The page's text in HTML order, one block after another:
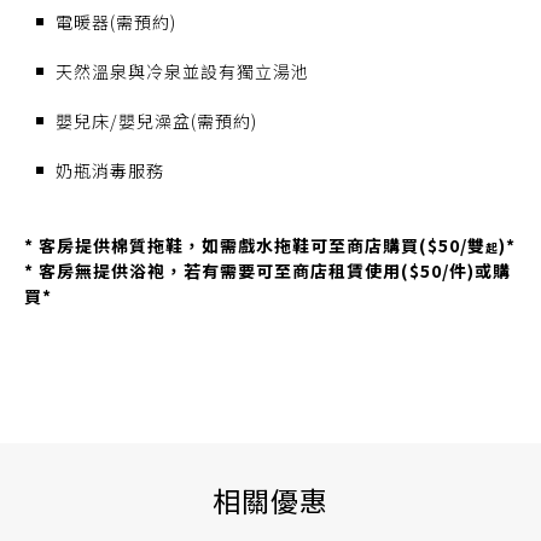
電暖器(需預約)
天然溫泉與冷泉並設有獨立湯池
嬰兒床/嬰兒澡盆(需預約)
奶瓶消毒服務
* 客房提供棉質拖鞋，如需戲水拖鞋可至商店購買($50/雙起)*
* 客房無提供浴袍，若有需要可至商店租賃使用($50/件)或購
買*
相關優惠